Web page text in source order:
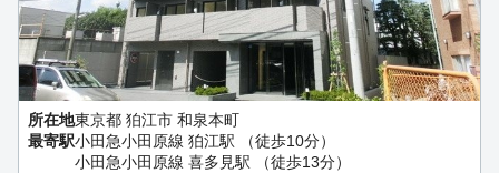
所在地東京都 狛江市 和泉本町
最寄駅小田急小田原線 狛江駅 （徒歩10分）
小田急小田原線 喜多見駅 （徒歩13分）